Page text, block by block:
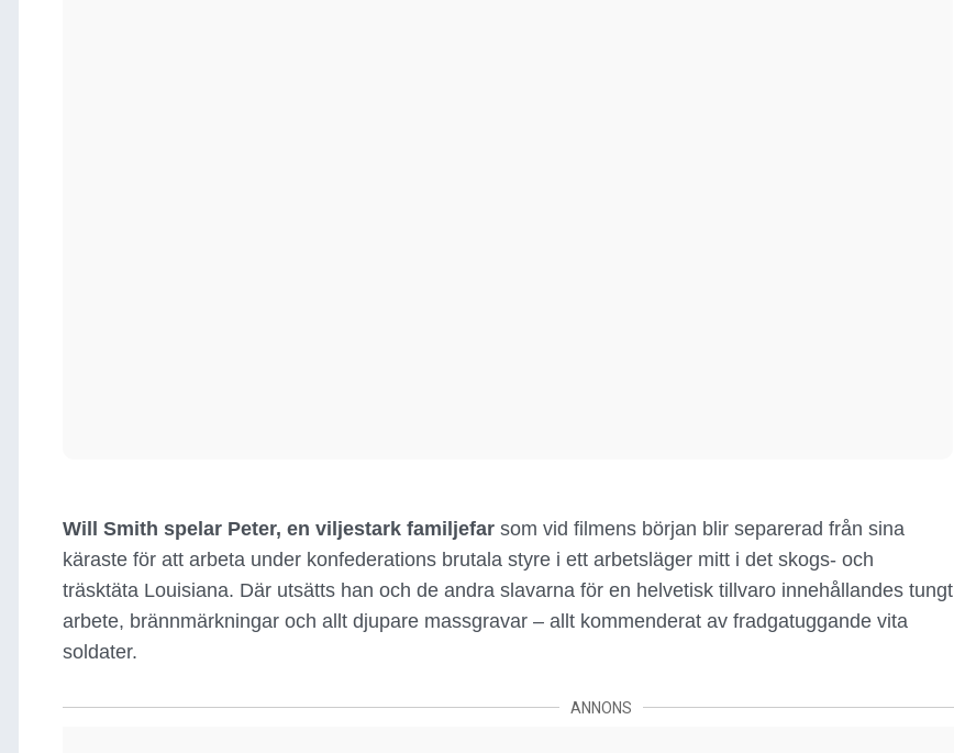
Will Smith spelar Peter, en viljestark familjefar som vid filmens början blir separerad från sina
käraste för att arbeta under konfederations brutala styre i ett arbetsläger mitt i det skogs- och
träsktäta Louisiana. Där utsätts han och de andra slavarna för en helvetisk tillvaro innehållandes tungt
arbete, brännmärkningar och allt djupare massgravar – allt kommenderat av fradgatuggande vita
soldater.
ANNONS